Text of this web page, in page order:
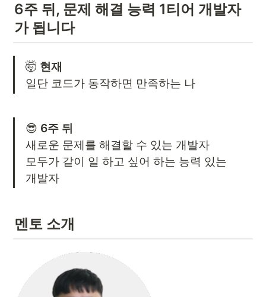
6주 뒤, 문제 해결 능력 1티어 개발자
가 됩니다
🤯 현재
일단 코드가 동작하면 만족하는 나
😎
새로운 문제를 해결할 수 있는 개발자
모두가 같이 일 하고 싶어 하는 능력 있는
개발자
멘토 소개